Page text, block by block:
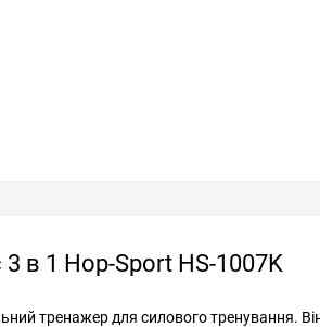
в 1 Hop-Sport HS-1007K
тренажер для силового тренування.